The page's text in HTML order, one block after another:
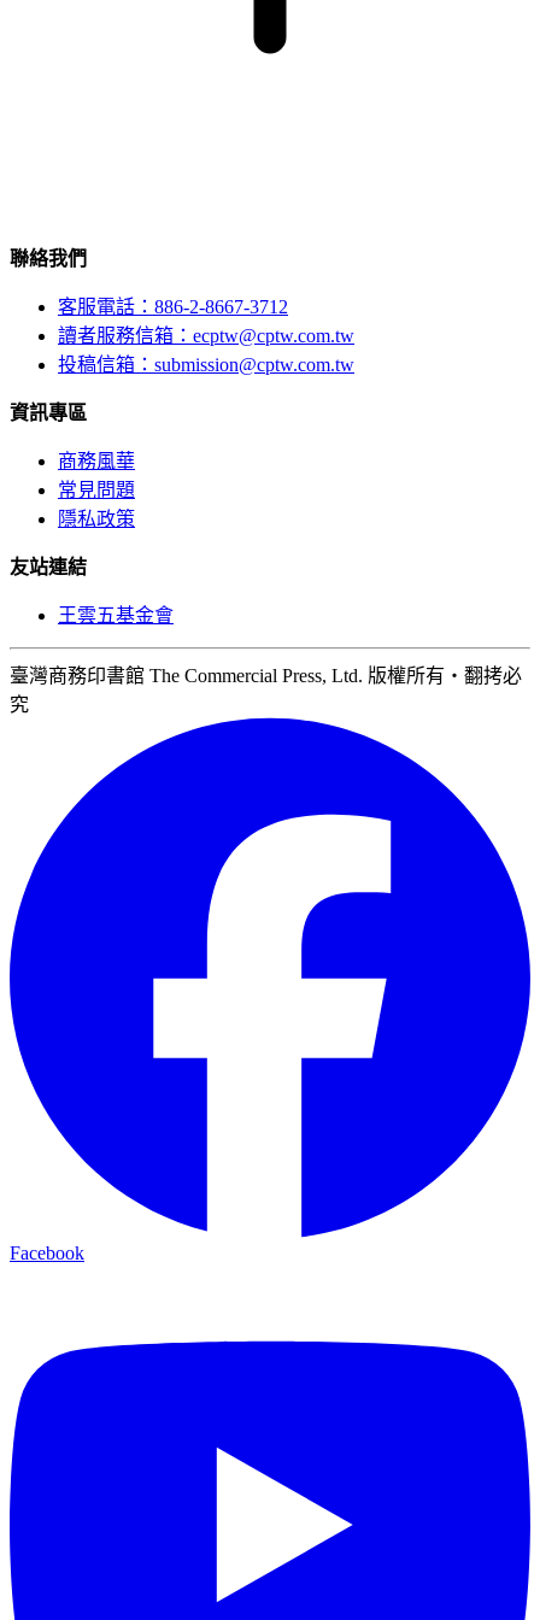
聯絡我們
客服電話：886-2-8667-3712
讀者服務信箱：ecptw@cptw.com.tw
投稿信箱： submission@cptw.com.tw
資訊專區
商務風華
常見問題
隱私政策
友站連結
王雲五基金會
臺灣商務印書館 The Commercial Press, Ltd. 版權所有‧翻拷必
究
Facebook